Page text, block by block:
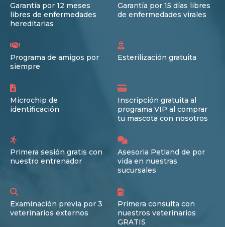
Garantía por 12 meses
libres de enfermedades
hereditarias
Garantía por 15 días libres
de enfermedades virales
Programa de amigos por
siempre
Esterilización gratuita
Microchip de
identificación
Inscripción gratuita al
programa VIP al comprar
tu mascota con nosotros
Primera sesión gratis con
nuestro entrenador
Asesoria Petland de por
vida en nuestras
sucursales
Examinación previa por 3
veterinarios externos
Primera consulta con
nuestros veterinarios
GRATIS